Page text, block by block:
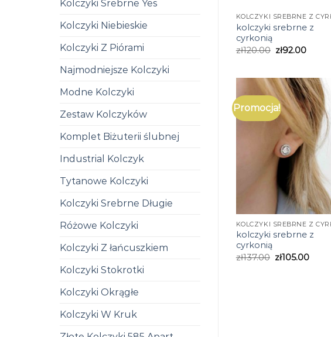
Kolczyki Srebrne Yes
Kolczyki Niebieskie
Kolczyki Z Piórami
Najmodniejsze Kolczyki
Modne Kolczyki
Zestaw Kolczyków
Komplet Biżuterii ślubnej
Industrial Kolczyk
Tytanowe Kolczyki
Kolczyki Srebrne Długie
Różowe Kolczyki
Kolczyki Z łańcuszkiem
Kolczyki Stokrotki
Kolczyki Okrągłe
Kolczyki W Kruk
kolczyki srebrne z
cyrkonią
zł120.00 zł92.00
Promocja!
kolczyki srebrne z
cyrkonią
zł137.00 zł105.00